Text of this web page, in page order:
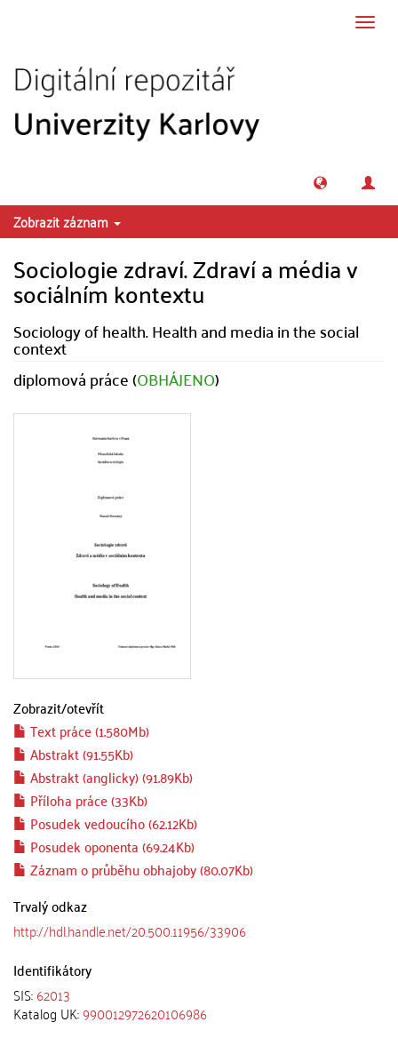
Zobrazit záznam
Sociologie zdraví. Zdraví a média v
sociálním kontextu
Sociology of health. Health and media in the social
context
diplomová práce (OBHÁJENO)
Zobrazit/otevřít
Text práce (1.580Mb)
Abstrakt (91.55Kb)
Abstrakt (anglicky) (91.89Kb)
Příloha práce (33Kb)
Posudek vedoucího (62.12Kb)
Posudek oponenta (69.24Kb)
Záznam o průběhu obhajoby (80.07Kb)
Trvalý odkaz
http://hdl.handle.net/20.500.11956/33906
Identifikátory
SIS:62013
Katalog UK:990012972620106986